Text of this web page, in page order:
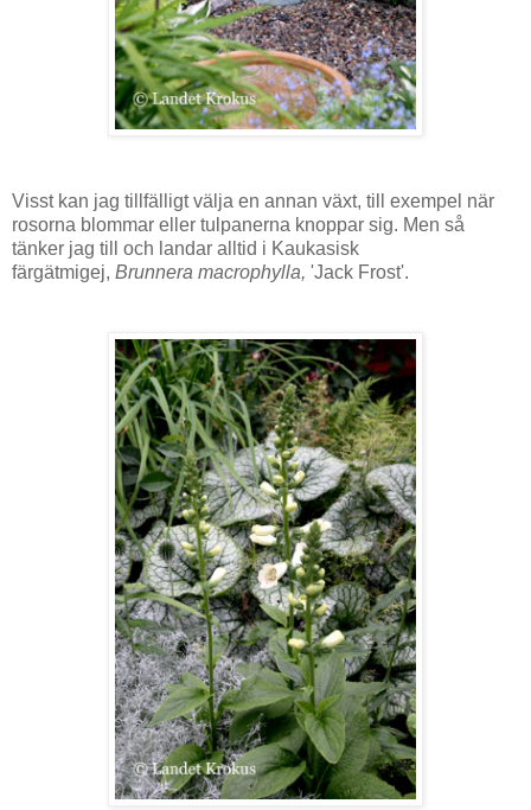
Visst kan jag tillfälligt välja en annan växt, till exempel när
rosorna blommar eller tulpanerna knoppar sig. Men så
tänker jag till och landar alltid i Kaukasisk
färgätmigej, Brunnera macrophylla, 'Jack Frost'.